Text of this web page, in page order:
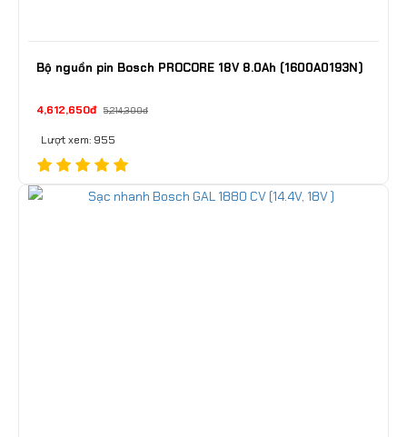
Bộ nguồn pin Bosch PROCORE 18V 8.0Ah (1600A0193N)
4,612,650đ 5,214,300đ
Lượt xem: 955